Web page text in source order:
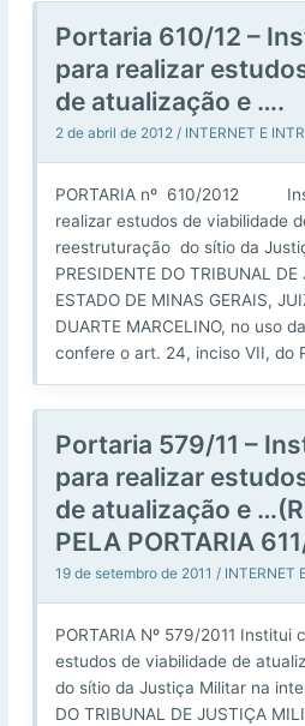
Portaria 610/12 –
para realizar
de atualização e ….
2 de abril de 2012/ INTERNET E
PORTARIA nº 610/2012
realizar estudos de viabilidade
reestruturação do sítio da
PRESIDENTE DO TRIBUNAL
ESTADO DE MINAS GERAIS,
DUARTE MARCELINO, no uso
confere o art. 24, inciso VII, do
Portaria 579/11 –
para realizar
de atualização e
PELA PORTARIA
19 de setembro de 2011/ INTERNET
PORTARIA Nº 579/2011 Institui
estudos de viabilidade de
do sítio da Justiça Militar na
DO TRIBUNAL DE JUSTIÇA